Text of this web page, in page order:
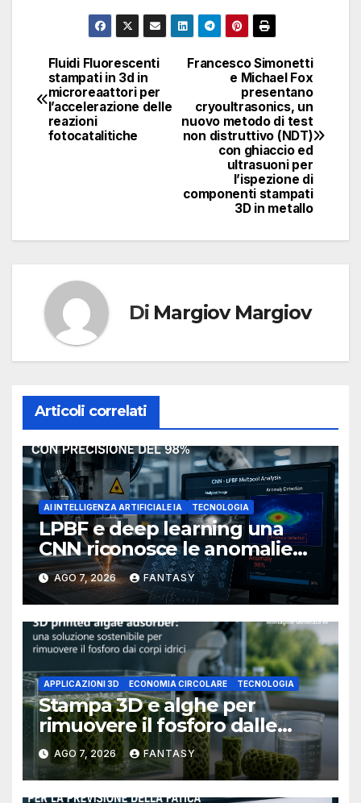
Navigazione
articoli
Francesco Simonetti
e Michael Fox
presentano
cryoultrasonics, un
nuovo metodo di test
non distruttivo (NDT)
con ghiaccio ed
ultrasuoni per
l’ispezione di
componenti stampati
3D in metallo
Fluidi Fluorescenti
stampati in 3d in
microreaattori per
l’accelerazione delle
reazioni
fotocatalitiche
Di Margiov Margiov
Articoli correlati
AI INTELLIGENZA ARTIFICIALE IA TECNOLOGIA
LPBF e deep learning una
CNN riconosce le anomalie
del bagno di fusione
AGO 7, 2026 FANTASY
APPLICAZIONI 3D ECONOMIA CIRCOLARE TECNOLOGIA
Stampa 3D e alghe per
rimuovere il fosforo dalle
acque il progetto della
Florida Atlantic University
AGO 7, 2026 FANTASY